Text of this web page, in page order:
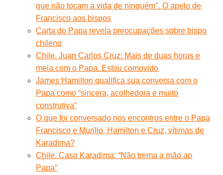
que não tocam a vida de ninguém". O apelo de
Francisco aos bispos
Carta do Papa revela preocupações sobre bispo
chileno
Chile. Juan Carlos Cruz: Mais de duas horas e
meia com o Papa. Estou comovido
James Hamilton qualifica sua conversa com o
Papa como “sincera, acolhedora e muito
construtiva”
O que foi conversado nos encontros entre o Papa
Francisco e Murillo, Hamilton e Cruz, vítimas de
Karadima?
Chile. Caso Karadima: “Não trema a mão ao
Papa”